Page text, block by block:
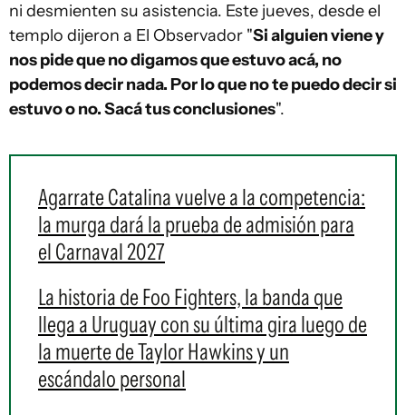
ni desmienten su asistencia. Este jueves, desde el
templo dijeron a El Observador "Si alguien viene y
nos pide que no digamos que estuvo acá, no
podemos decir nada. Por lo que no te puedo decir si
estuvo o no. Sacá tus conclusiones".
Agarrate Catalina vuelve a la competencia:
la murga dará la prueba de admisión para
el Carnaval 2027
La historia de Foo Fighters, la banda que
llega a Uruguay con su última gira luego de
la muerte de Taylor Hawkins y un
escándalo personal